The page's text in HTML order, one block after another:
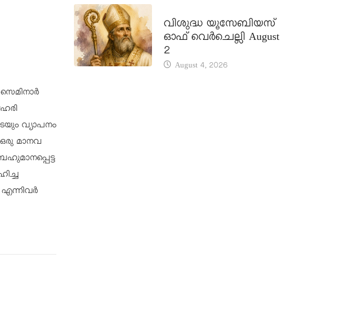
വ്യാപനം
മാനവ
വിശുദ്ധ യൂസേബിയസ്
ഓഫ് വെർചെല്ലി August
2
August 4, 2026